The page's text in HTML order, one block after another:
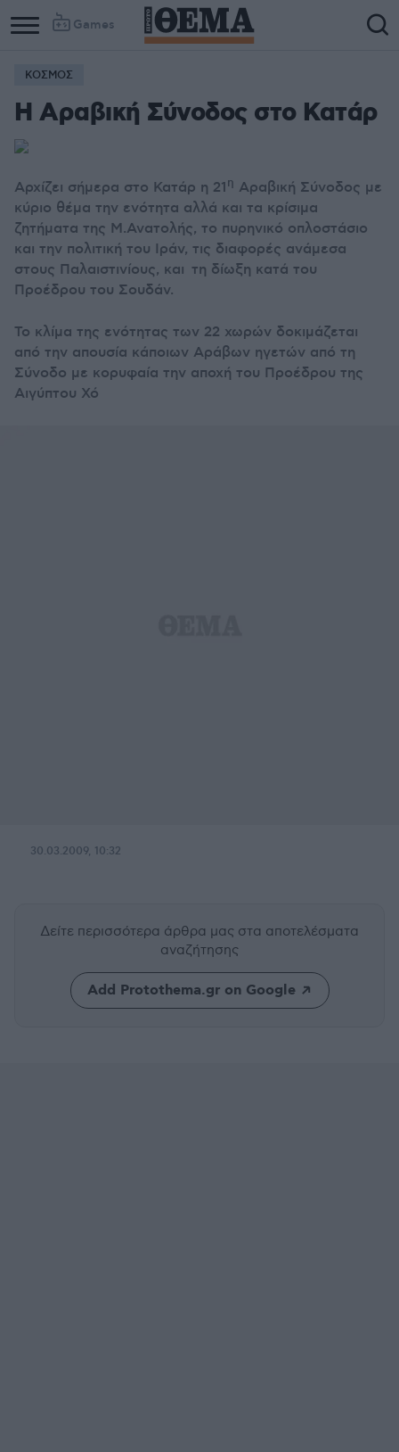
Games
ΚΟΣΜΟΣ
Η Αραβική Σύνοδος στο Κατάρ
Αρχίζει σήμερα στο Κατάρ η 21η Αραβική Σύνοδος με
κύριο θέμα την ενότητα αλλά και τα κρίσιμα
ζητήματα της Μ.Ανατολής, το πυρηνικό οπλοστάσιο
και την πολιτική του Ιράν, τις διαφορές ανάμεσα
στους Παλαιστινίους, και τη δίωξη κατά του
Προέδρου του Σουδάν.
Το κλίμα της ενότητας των 22 χωρών δοκιμάζεται
από την απουσία κάποιων Αράβων ηγετών από τη
Σύνοδο με κορυφαία την αποχή του Προέδρου της
Αιγύπτου Χό
30.03.2009, 10:32
Δείτε περισσότερα άρθρα μας στα αποτελέσματα
αναζήτησης
Add Protothema.gr on Google